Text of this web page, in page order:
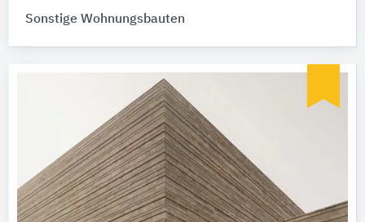
Sonstige Wohnungsbauten